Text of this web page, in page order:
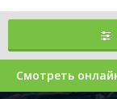
Смотреть